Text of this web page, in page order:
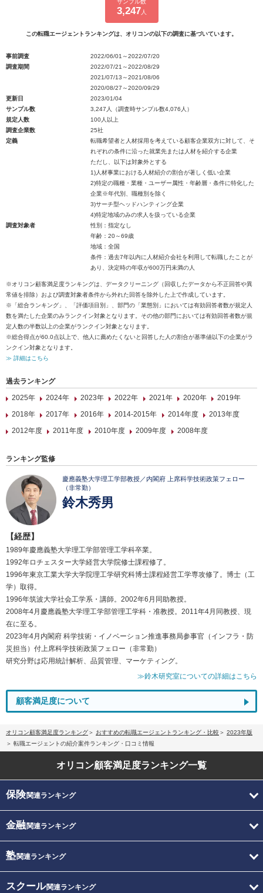
サンプル数
3,247 人
この転職エージェントランキングは、オリコンの以下の調査に基づいています。
事前調査
2022/06/01～2022/07/20
調査期間
2022/07/21～2022/08/29
2021/07/13～2021/08/06
2020/08/27～2020/09/29
更新日
2023/01/04
サンプル数
3,247人（調査時サンプル数4,076人）
規定人数
100人以上
調査企業数
25社
定義
転職希望者と人材採用を考えている顧客企業双方に対して、そ
れぞれの条件に沿った就業先または人材を紹介する企業
ただし、以下は対象外とする
1)人材事業における人材紹介の割合が著しく低い企業
2)特定の職種・業種・ユーザー属性・年齢層・条件に特化した
企業※年代別、職種別を除く
3)サーチ型ヘッドハンティング企業
4)特定地域のみの求人を扱っている企業
調査対象者
性別：指定なし
年齢：20～69歳
地域：全国
条件：過去7年以内に人材紹介会社を利用して転職したことが
あり、決定時の年収が600万円未満の人
※オリコン顧客満足度ランキングは、データクリーニング（回収したデータから不正回答や異
常値を排除）および調査対象者条件から外れた回答を除外した上で作成しています。
※「総合ランキング」、「評価項目別」、部門の「業態別」においては有効回答者数が規定人
数を満たした企業のみランクイン対象となります。その他の部門においては有効回答者数が規
定人数の半数以上の企業がランクイン対象となります。
※総合得点が60.0点以上で、他人に薦めたくないと回答した人の割合が基準値以下の企業がラ
ンクイン対象となります。
≫ 詳細はこちら
過去ランキング
2025年
2024年 2023年 2022年 2021年 2020年
2019年
2018年
2017年 2016年 2014-2015年 2014年度
2013年度
2012年度
2011年度 2010年度 2009年度 2008年度
ランキング監修
慶應義塾大学理工学部教授／内閣府 上席科学技術政策フェロー
（非常勤）
鈴木秀男
【経歴】
1989年慶應義塾大学理工学部管理工学科卒業。
1992年ロチェスター大学経営大学院修士課程修了。
1996年東京工業大学大学院理工学研究科博士課程経営工学専攻修了。博士（工
学）取得。
1996年筑波大学社会工学系・講師。2002年6月同助教授。
2008年4月慶應義塾大学理工学部管理工学科・准教授。2011年4月同教授、現
在に至る。
2023年4月内閣府 科学技術・イノベーション推進事務局参事官（インフラ・防
災担当）付上席科学技術政策フェロー（非常勤）
研究分野は応用統計解析、品質管理、マーケティング。
≫鈴木研究室についての詳細はこちら
顧客満足度について
オリコン顧客満足度ランキング おすすめの転職エージェントランキング・比較
2023年版
転職エージェントの紹介案件ランキング・口コミ情報
オリコン顧客満足度ランキング一覧
保険関連ランキング
金融関連ランキング
塾関連ランキング
スクール関連ランキング